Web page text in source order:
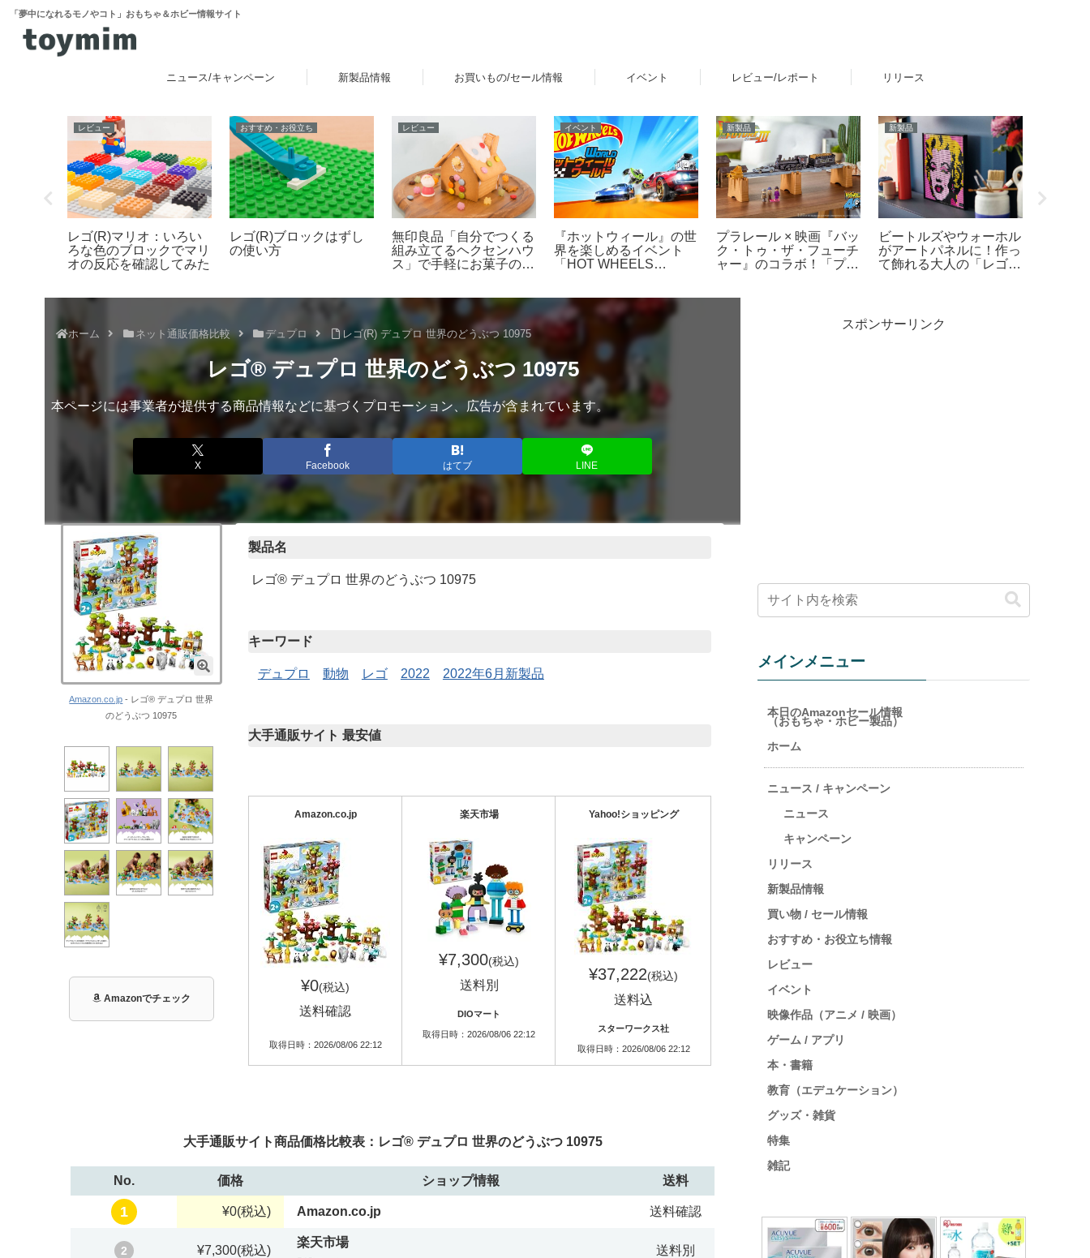
「夢中になれるモノやコト」おもちゃ＆ホビー情報サイト
ニュース/キャンペーン 新製品情報 お買いもの/セール情報 イベント レビュー/レポート リリース
イベント
「レゴ(R)フェスティバ
ル in Marunouchi 2026」
イベントが丸の内エリア
おすすめ・お役立ち
レゴ(R)ウォッチ腕時計
の電池交換を解説：手順
や注意点、失敗しないた
レビュー
レゴ(R)マリオ：マリオ
の表情やリアクションの
変化を確認してみた
新製品
レゴ(R)ワンピースより
Netflix シリーズ実写版
「ONE PIECE」シーズ
場！【4月9日予約開始・
8月1日発売】
おすすめ・お役立ち
お子さまへの初めてのレ
ゴ(R)ブロックは「4+」
をチェック。4歳からの
ニュース
レゴ(R)公式オンライン
ストアで2026年「スタ
ー・ウォーズの日」イベ
など 5月1日～6日
ホーム ネット通販価格比較 デュプロ レゴ(R) デュプロ 世界のどうぶつ 10975
レゴ® デュプロ 世界のどうぶつ 10975
本ページには事業者が提供する商品情報などに基づくプロモーション、広告が含まれています。
X Facebook はてブ LINE
Amazon.co.jp - レゴ® デュプロ 世界
のどうぶつ 10975
Amazonでチェック
製品名
レゴ® デュプロ 世界のどうぶつ 10975
キーワード
デュプロ 動物 レゴ 2022 2022年6月新製品
大手通販サイト 最安値
Amazon.co.jp
¥0(税込)
送料確認
取得日時：2026/08/06 22:12
楽天市場
¥7,300(税込)
送料別
DIOマート
取得日時：2026/08/06 22:12
Yahoo!ショッピング
¥37,222(税込)
送料込
スターワークス社
取得日時：2026/08/06 22:12
大手通販サイト商品価格比較表：レゴ® デュプロ 世界のどうぶつ 10975
No. 価格 ショップ情報 送料
1 ¥0(税込) Amazon.co.jp 送料確認
2 ¥7,300(税込)
楽天市場
送料別
スポンサーリンク
メインメニュー
本日のAmazonセール情報
（おもちゃ・ホビー製品）
ホーム
ニュース / キャンペーン
ニュース
キャンペーン
リリース
新製品情報
買い物 / セール情報
おすすめ・お役立ち情報
レビュー
イベント
映像作品（アニメ / 映画）
ゲーム / アプリ
本・書籍
教育（エデュケーション）
グッズ・雑貨
特集
雑記